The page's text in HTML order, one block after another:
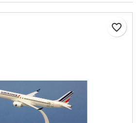
favorite_border